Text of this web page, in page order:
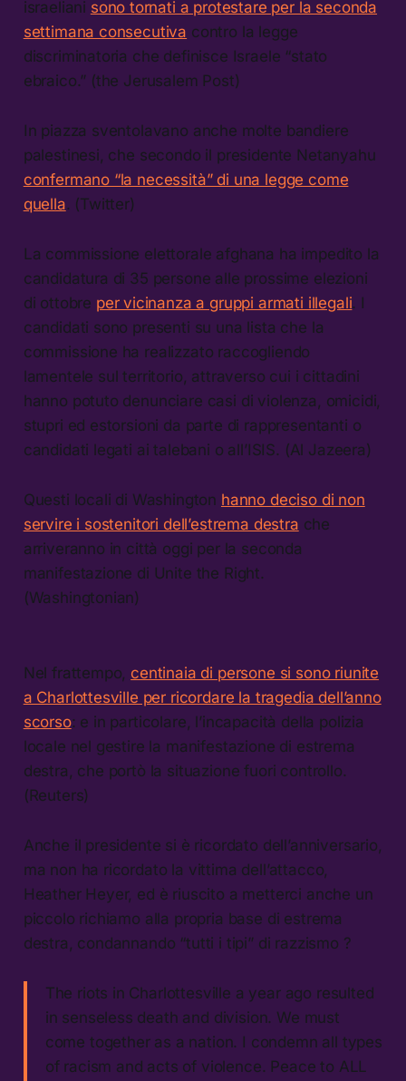
israeliani sono tornati a protestare per la seconda
settimana consecutiva contro la legge
discriminatoria che definisce Israele “stato
ebraico.” (the Jerusalem Post)
In piazza sventolavano anche molte bandiere
palestinesi, che secondo il presidente Netanyahu
confermano “la necessità” di una legge come
quella. (Twitter)
La commissione elettorale afghana ha impedito la
candidatura di 35 persone alle prossime elezioni
di ottobre per vicinanza a gruppi armati illegali. I
candidati sono presenti su una lista che la
commissione ha realizzato raccogliendo
lamentele sul territorio, attraverso cui i cittadini
hanno potuto denunciare casi di violenza, omicidi,
stupri ed estorsioni da parte di rappresentanti o
candidati legati ai talebani o all’ISIS. (Al Jazeera)
Questi locali di Washington hanno deciso di non
servire i sostenitori dell’estrema destra che
arriveranno in città oggi per la seconda
manifestazione di Unite the Right.
(Washingtonian)
Nel frattempo, centinaia di persone si sono riunite
a Charlottesville per ricordare la tragedia dell’anno
scorso: e in particolare, l’incapacità della polizia
locale nel gestire la manifestazione di estrema
destra, che portò la situazione fuori controllo.
(Reuters)
Anche il presidente si è ricordato dell’anniversario,
ma non ha ricordato la vittima dell’attacco,
Heather Heyer, ed è riuscito a metterci anche un
piccolo richiamo alla propria base di estrema
destra, condannando “tutti i tipi” di razzismo ?
The riots in Charlottesville a year ago resulted
in senseless death and division. We must
come together as a nation. I condemn all types
of racism and acts of violence. Peace to ALL